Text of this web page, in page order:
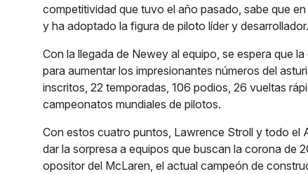
competitividad que tuvo el año pasado, sabe que
y ha adoptado la figura de piloto líder y desarrollador.
Con la llegada de Newey al equipo, se espera que
para aumentar los impresionantes números del
inscritos, 22 temporadas, 106 podios, 26 vueltas
campeonatos mundiales de pilotos.
Con estos cuatro puntos, Lawrence Stroll y todo el
dar la sorpresa a equipos que buscan la corona de
opositor del McLaren, el actual campeón de